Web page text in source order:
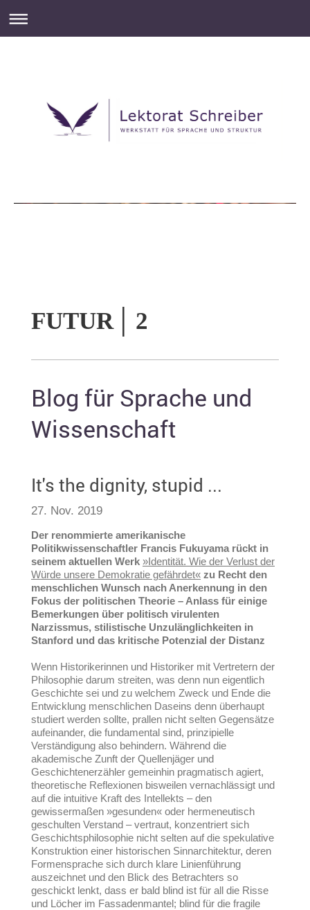
FUTUR 2
Blog für Sprache und
Wissenschaft
It's the dignity, stupid ...
27. Nov. 2019
Der renommierte amerikanische
Politikwissenschaftler Francis Fukuyama rückt in
seinem aktuellen Werk »Identität. Wie der Verlust der
Würde unsere Demokratie gefährdet« zu Recht den
menschlichen Wunsch nach Anerkennung in den
Fokus der politischen Theorie – Anlass für einige
Bemerkungen über politisch virulenten
Narzissmus, stilistische Unzulänglichkeiten in
Stanford und das kritische Potenzial der Distanz
Wenn Historikerinnen und Historiker mit Vertretern der
Philosophie darum streiten, was denn nun eigentlich
Geschichte sei und zu welchem Zweck und Ende die
Entwicklung menschlichen Daseins denn überhaupt
studiert werden sollte, prallen nicht selten Gegensätze
aufeinander, die fundamental sind, prinzipielle
Verständigung also behindern. Während die
akademische Zunft der Quellenjäger und
Geschichtenerzähler gemeinhin pragmatisch agiert,
theoretische Reflexionen bisweilen vernachlässigt und
auf die intuitive Kraft des Intellekts – den
gewissermaßen »gesunden« oder hermeneutisch
geschulten Verstand – vertraut, konzentriert sich
Geschichtsphilosophie nicht selten auf die spekulative
Konstruktion einer historischen Sinnarchitektur, deren
Formensprache sich durch klare Linienführung
auszeichnet und den Blick des Betrachters so
geschickt lenkt, dass er bald blind ist für all die Risse
und Löcher im Fassadenmantel; blind für die fragile